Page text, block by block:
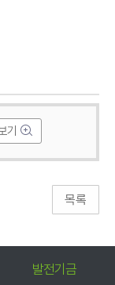
기
발전기금